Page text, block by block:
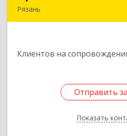
Рязань
Клиентов на
Отправить
Показать
Отправить
Назад